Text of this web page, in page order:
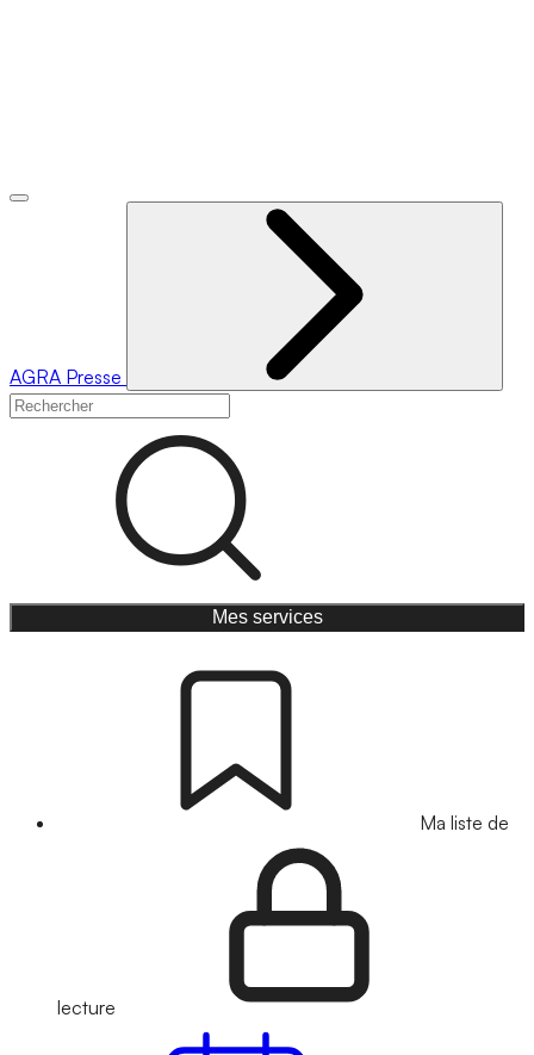
AGRA Presse
Mes services
Ma liste de
lecture